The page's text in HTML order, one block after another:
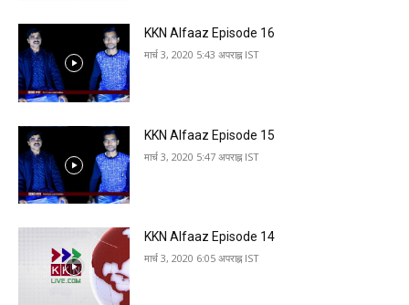
KKN Alfaaz Episode 16
मार्च 3, 2020 5:43 अपराह्न IST
KKN Alfaaz Episode 15
मार्च 3, 2020 5:47 अपराह्न IST
KKN Alfaaz Episode 14
मार्च 3, 2020 6:05 अपराह्न IST